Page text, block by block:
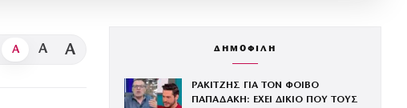
A A A ΔΗΜΟΦΙΛΗ
ΡΑΚΙΤΖΗΣ ΓΙΑ ΤΟΝ ΦΟΙΒΟ
ΠΑΠΑΔΑΚΗ: ΕΧΕΙ ΔΙΚΙΟ ΠΟΥ ΤΟΥΣ